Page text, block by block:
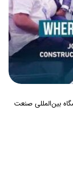
بین‌المللی صنعت